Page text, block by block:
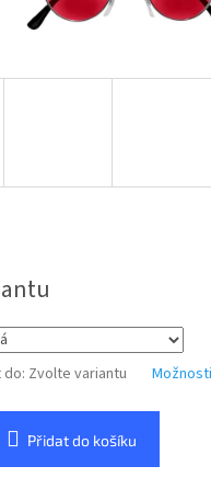
Zvolte variantu
Přidat do košíku